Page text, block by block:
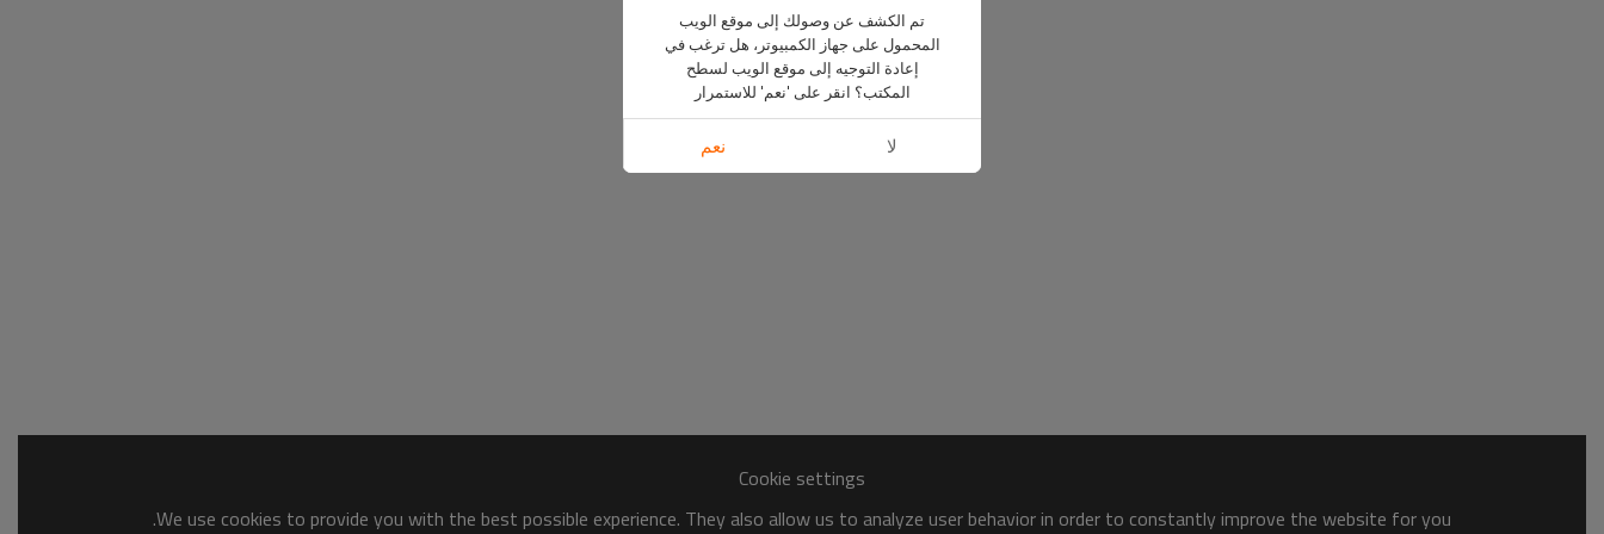
Cookie settings
We use cookies to provide you with the best possible experience. They also allow us to analyze user behavior in order to constantly improve the website for you.
تم الكشف عن وصولك إلى موقع الويب
المحمول على جهاز الكمبيوتر، هل ترغب في
إعادة التوجيه إلى موقع الويب لسطح
المكتب؟ انقر على 'نعم' للاستمرار
لا نعم